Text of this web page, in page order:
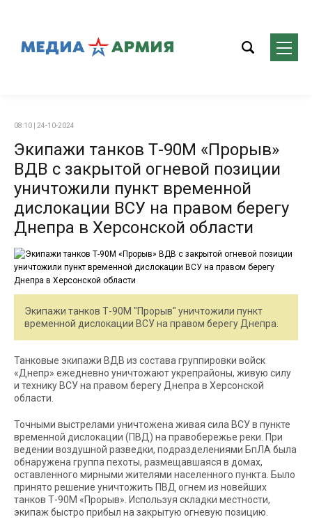
08:10 | 24-10-2024
Экипажи танков Т-90М «Прорыв»
ВДВ с закрытой огневой позиции
уничтожили пункт временной
дислокации ВСУ на правом берегу
Днепра в Херсонской области
Экипажи танков Т-90М "Прорыв" уничтожили пункт
временной дислокации ВСУ на правом берегу Днепра.
Танковые экипажи ВДВ из состава группировки войск
«Днепр» ежедневно уничтожают укрепрайоны, живую силу
и технику ВСУ на правом берегу Днепра в Херсонской
области.
Точными выстрелами уничтожена живая сила ВСУ в пункте
временной дислокации (ПВД) на правобережье реки. При
ведении воздушной разведки, подразделениями БпЛА была
обнаружена группа пехоты, размещавшаяся в домах,
оставленного мирными жителями населенного пункта. Было
принято решение уничтожить ПВД огнем из новейших
танков Т-90М «Прорыв». Используя складки местности,
экипаж быстро прибыл на закрытую огневую позицию.